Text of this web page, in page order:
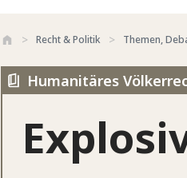
Recht & Politik Themen,
Humanitäres